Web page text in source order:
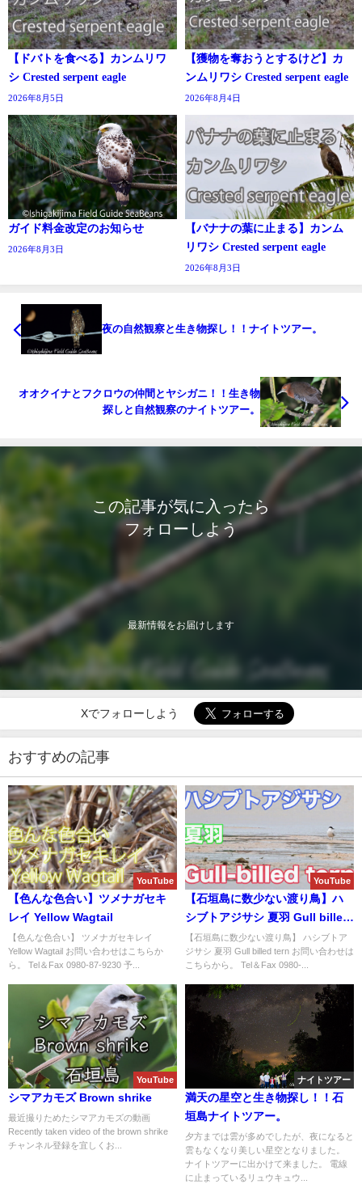
【ドバトを食べる】カンムリワ
シ Crested serpent eagle
2026年8月5日
【獲物を奪おうとするけど】カ
ンムリワシ Crested serpent eagle
2026年8月4日
ガイド料金改定のお知らせ
2026年8月3日
【バナナの葉に止まる】カンム
リワシ Crested serpent eagle
2026年8月3日
夜の自然観察と生き物探し！！ナイトツアー。
オオクイナとフクロウの仲間とヤシガニ！！生き物
探しと自然観察のナイトツアー。
この記事が気に入ったら
フォローしよう
最新情報をお届けします
Xでフォローしよう
おすすめの記事
YouTube
【色んな色合い】ツメナガセキ
レイ Yellow Wagtail
【色んな色合い】 ツメナガセキレイ
Yellow Wagtail お問い合わせはこちらか
ら。 Tel＆Fax 0980-87-9230 予...
YouTube
【石垣島に数少ない渡り鳥】ハ
シブトアジサシ 夏羽 Gull billed
tern
【石垣島に数少ない渡り鳥】 ハシブトア
ジサシ 夏羽 Gull billed tern お問い合わせは
こちらから。 Tel＆Fax 0980-...
YouTube
シマアカモズ Brown shrike
最近撮りためたシマアカモズの動画
Recently taken video of the brown shrike
チャンネル登録を宜しくお...
ナイトツアー
満天の星空と生き物探し！！石
垣島ナイトツアー。
夕方までは雲が多めでしたが、夜になると
雲もなくなり美しい星空となりました。
ナイトツアーに出かけて来ました。 電線
に止まっているリュウキュウ...